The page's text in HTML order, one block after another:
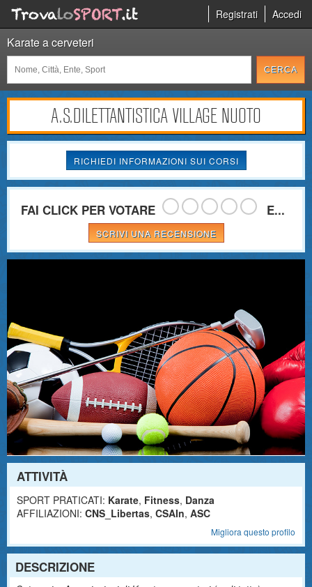
Registrati Accedi
Karate a cerveteri
A.S.DILETTANTISTICA VILLAGE NUOTO
RICHIEDI INFORMAZIONI SUI CORSI
FAI CLICK PER VOTARE E...
SCRIVI UNA RECENSIONE
ATTIVITÀ
SPORT PRATICATI: Karate, Fitness, Danza
AFFILIAZIONI: CNS_Libertas, CSAIn, ASC
Migliora questo profilo
DESCRIZIONE